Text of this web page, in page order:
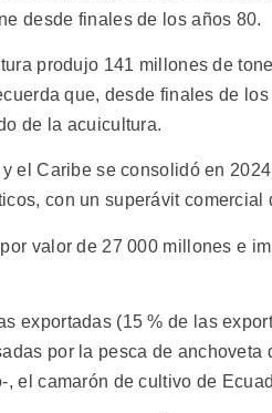
desde finales de los años 80.
produjo 141 millones de
que, desde finales de
de la acuicultura.
el Caribe se consolidó en
con un superávit
valor de 27 000 millones e
exportadas (15 % de las
por la pesca de
el camarón de cultivo de